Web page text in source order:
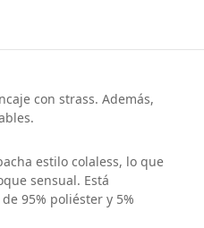
con strass. Además,
estilo colaless, lo que
sensual. Está
95% poliéster y 5%